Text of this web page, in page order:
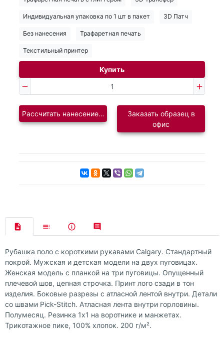
Индивидуальная упаковка по 1 шт в пакет 3D Патч
Без нанесения Трафаретная печать
Текстильный принтер
Купить
Рассчитать нанесение логотипаЗаказать образец в
офис
Рубашка поло с короткими рукавами Calgary. Стандартный
покрой. Мужская и детская модели на двух пуговицах.
Женская модель с планкой на три пуговицы. Опущенный
плечевой шов, цепная строчка. Принт лого сзади в тон
изделия. Боковые разрезы с атласной лентой внутри. Детали
со швами Pick-Stitch. Атласная лента внутри горловины.
Полумесяц. Резинка 1х1 на воротнике и манжетах.
Трикотажное пике, 100% хлопок. 200 г/м².